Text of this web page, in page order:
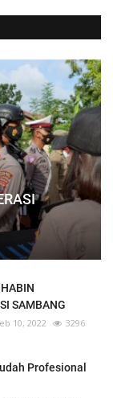
SAMBANG
10, 2022 3296
Profesional